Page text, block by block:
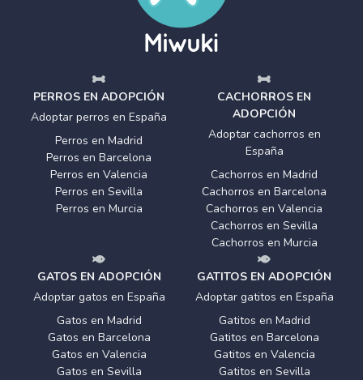
PERROS EN ADOPCIÓN
Adoptar perros en España
Perros en Madrid
Perros en Barcelona
Perros en Valencia
Perros en Sevilla
Perros en Murcia
CACHORROS EN
ADOPCIÓN
Adoptar cachorros en
España
Cachorros en Madrid
Cachorros en Barcelona
Cachorros en Valencia
Cachorros en Sevilla
Cachorros en Murcia
GATOS EN ADOPCIÓN
Adoptar gatos en España
Gatos en Madrid
Gatos en Barcelona
Gatos en Valencia
Gatos en Sevilla
GATITOS EN ADOPCIÓN
Adoptar gatitos en España
Gatitos en Madrid
Gatitos en Barcelona
Gatitos en Valencia
Gatitos en Sevilla